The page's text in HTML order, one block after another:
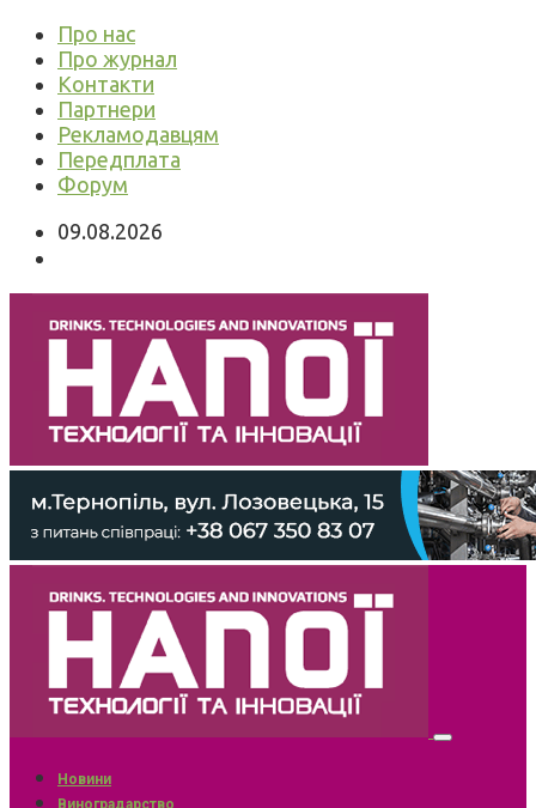
Про нас
Про журнал
Контакти
Партнери
Рекламодавцям
Передплата
Форум
09.08.2026
Новини
Виноградарство